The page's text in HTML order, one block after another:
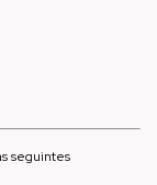
seguintes